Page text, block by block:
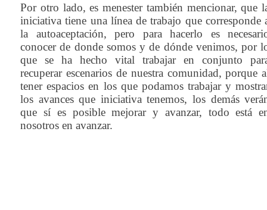
Por otro lado, es menester también mencionar, que
iniciativa tiene una línea de trabajo que corresponde
la autoaceptación, pero para hacerlo es
conocer de donde somos y de dónde venimos, por
que se ha hecho vital trabajar en conjunto
recuperar escenarios de nuestra comunidad, porque
tener espacios en los que podamos trabajar y
los avances que iniciativa tenemos, los demás
que sí es posible mejorar y avanzar, todo está
nosotros en avanzar.